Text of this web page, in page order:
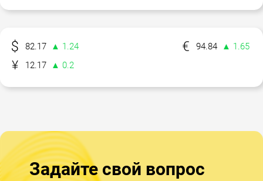
82.17 ▲ 1.24 94.84
▲ 1.65
12.17
▲ 0.2
Задайте свой вопрос